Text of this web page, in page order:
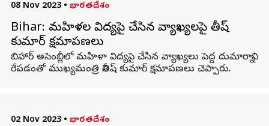
08 Nov 2023 • భారతదేశం
Bihar: మహిళల విద్యపై చేసిన వ్యాఖ్యలపై నితీష్
కుమార్ క్షమాపణలు
బిహార్ అసెంబ్లీలో మహిళా విద్యపై చేసిన వ్యాఖ్యలు పెద్ద దుమారాన్ని
రేపడంతో ముఖ్యమంత్రి నితీష్ కుమార్ క్షమాపణలు చెప్పారు.
02 Nov 2023 • భారతదేశం